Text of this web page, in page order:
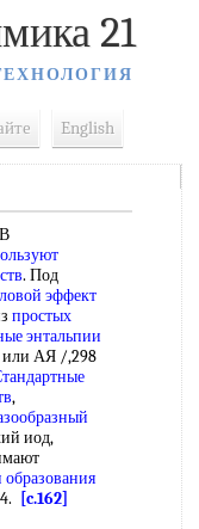
21
English
. Под
эффект
простых
энтальпии
или АЯ /,298
,
иод,
[c.162]